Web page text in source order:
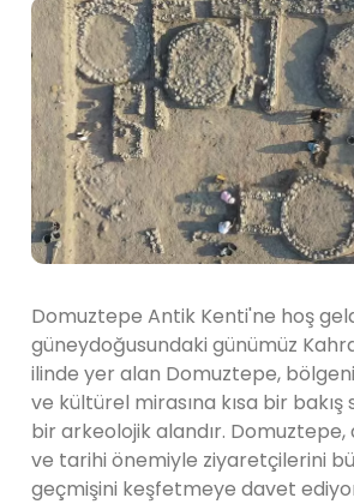
Domuztepe Antik Kenti'ne hoş
güneydoğusundaki günümüz
ilinde yer alan Domuztepe,
ve kültürel mirasına kısa bir bakış
bir arkeolojik alandır. Domuztepe,
ve tarihi önemiyle ziyaretçilerini
geçmişini keşfetmeye davet